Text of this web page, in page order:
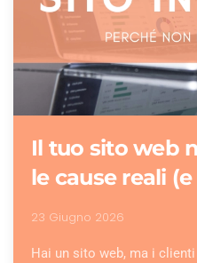
Il tuo sito web
le cause reali
23 Giugno 2026
Hai un sito web, ma i